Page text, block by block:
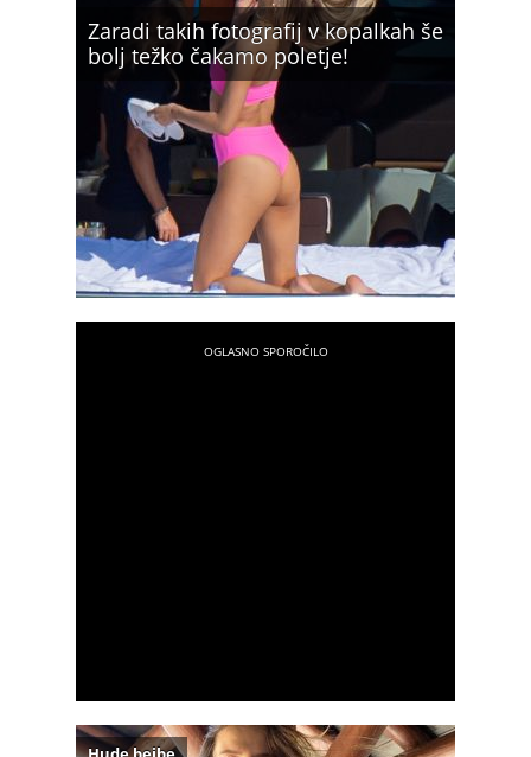
Zaradi takih fotografij v kopalkah še
bolj težko čakamo poletje!